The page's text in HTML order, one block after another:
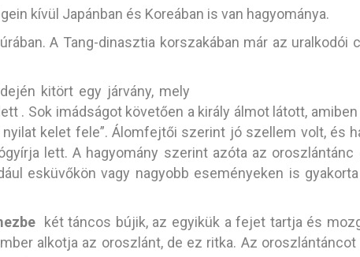
kívül Japánban és Koreában is van hagyománya.
A Tang-dinasztia korszakában már az uralkodói
kitört egy járvány, mely
. Sok imádságot követően a király álmot látott,
kelet fele”. Álomfejtői szerint jó szellem volt, és
lett. A hagyomány szerint azóta az
esküvőkön vagy nagyobb eseményeken is
két táncos bújik, az egyikük a fejet tartja és
alkotja az oroszlánt, de ez ritka. Az oroszlántáncot